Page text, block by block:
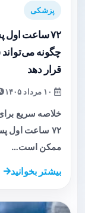
پزشکی
۷۲ ساعت اول
چگونه
قرار دهد
خلاصه سریع
۷۲ ساعت اول
ممکن است…
بیشتر بخوانید